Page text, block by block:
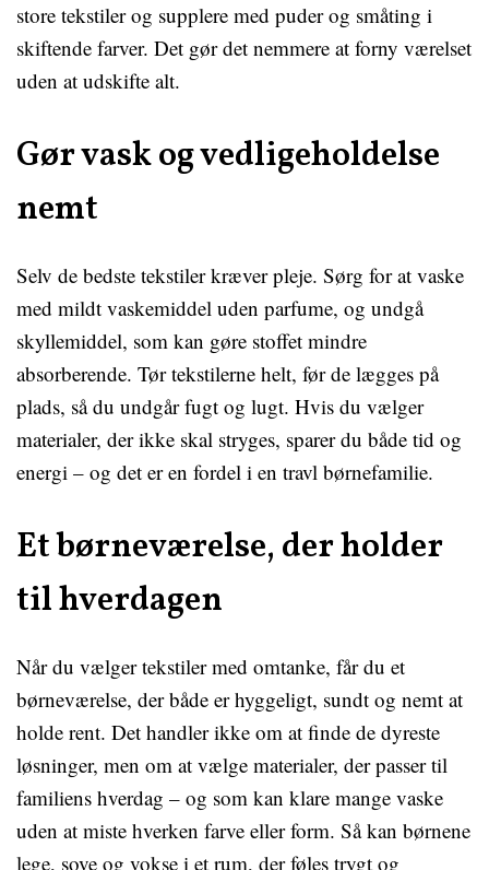
store tekstiler og supplere med puder og småting i
skiftende farver. Det gør det nemmere at forny værelset
uden at udskifte alt.
Gør vask og vedligeholdelse
nemt
Selv de bedste tekstiler kræver pleje. Sørg for at vaske
med mildt vaskemiddel uden parfume, og undgå
skyllemiddel, som kan gøre stoffet mindre
absorberende. Tør tekstilerne helt, før de lægges på
plads, så du undgår fugt og lugt. Hvis du vælger
materialer, der ikke skal stryges, sparer du både tid og
energi – og det er en fordel i en travl børnefamilie.
Et børneværelse, der holder
til hverdagen
Når du vælger tekstiler med omtanke, får du et
børneværelse, der både er hyggeligt, sundt og nemt at
holde rent. Det handler ikke om at finde de dyreste
løsninger, men om at vælge materialer, der passer til
familiens hverdag – og som kan klare mange vaske
uden at miste hverken farve eller form. Så kan børnene
lege, sove og vokse i et rum, der føles trygt og